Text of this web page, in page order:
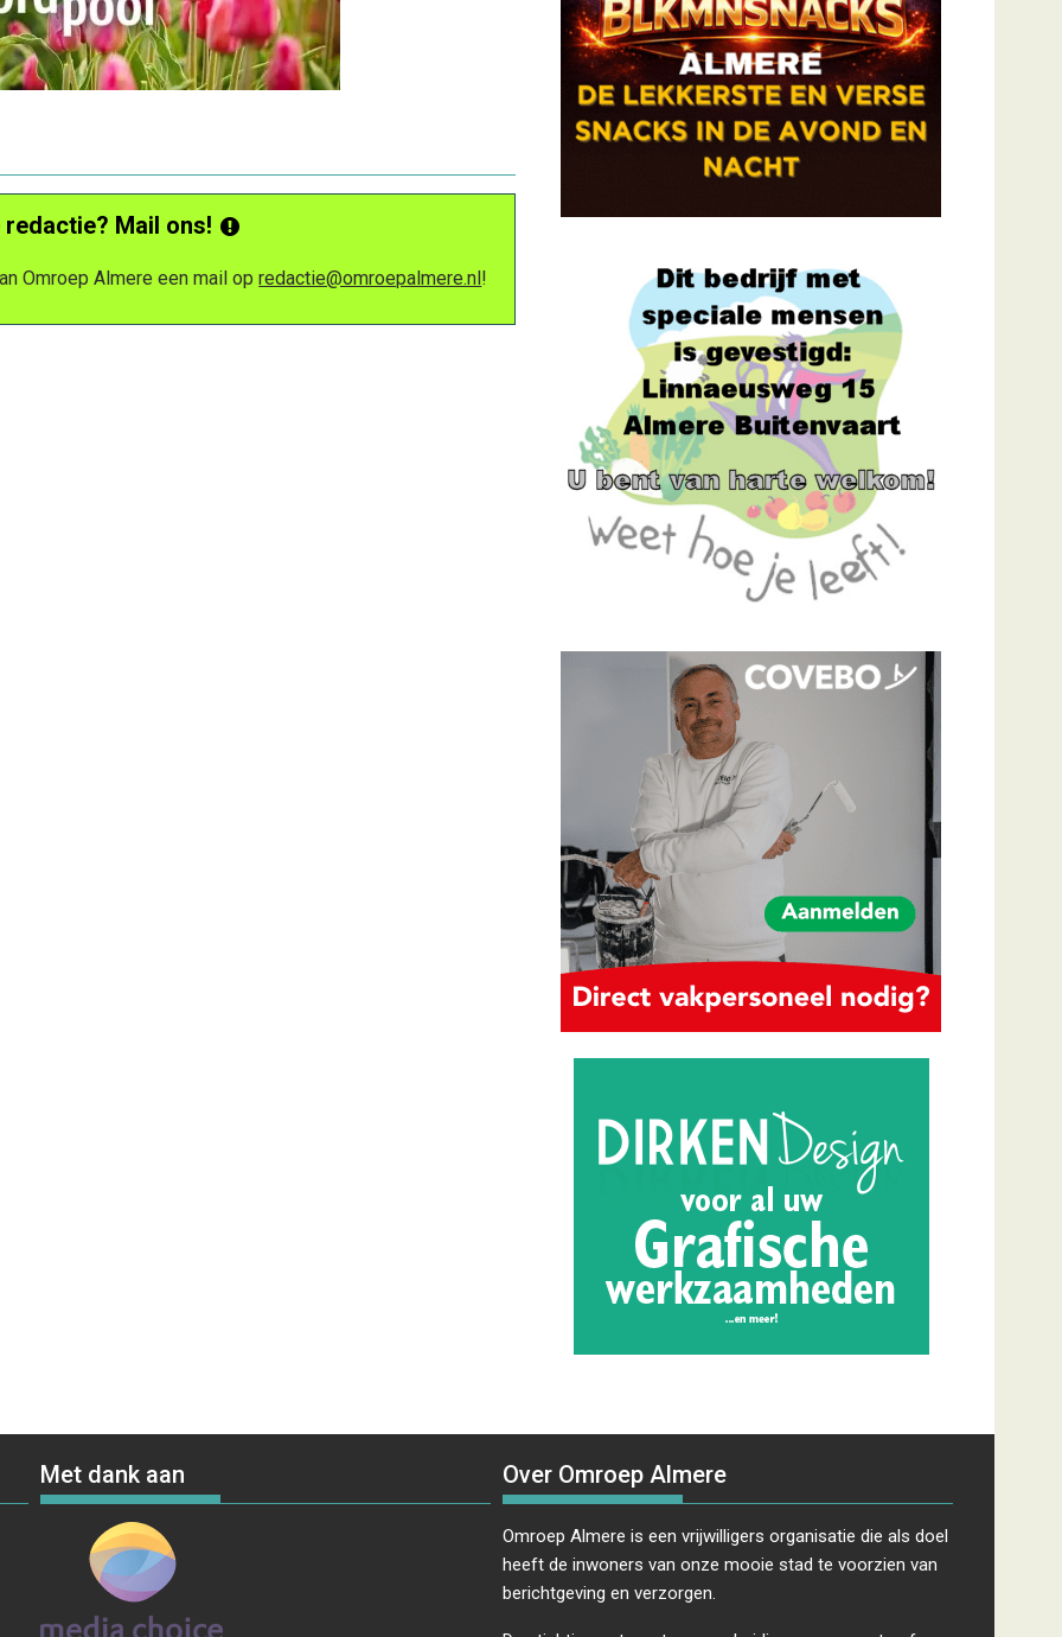
Mail ons!
Omroep Almere een mail opredactie@omroepalmere.nl!
Met dank aan Over Omroep Almere
Omroep Almere is een vrijwilligers organisatie die als doel
heeft de inwoners van onze mooie stad te voorzien van
berichtgeving en verzorgen.